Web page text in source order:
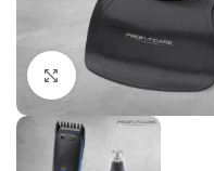
Click to enlarge